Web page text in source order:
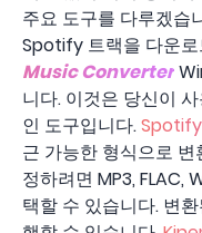
주요 도구를 다루겠습
Spotify 트랙을 다운로
Music Converter
니다. 이것은 당신이
인 도구입니다.Spotify
근 가능한 형식으로
정하려면 MP3, FLAC,
택할 수 있습니다. 변